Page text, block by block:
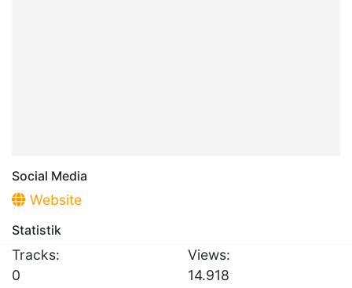
Social Media
Website
Statistik
Tracks:
0
Views:
14.918